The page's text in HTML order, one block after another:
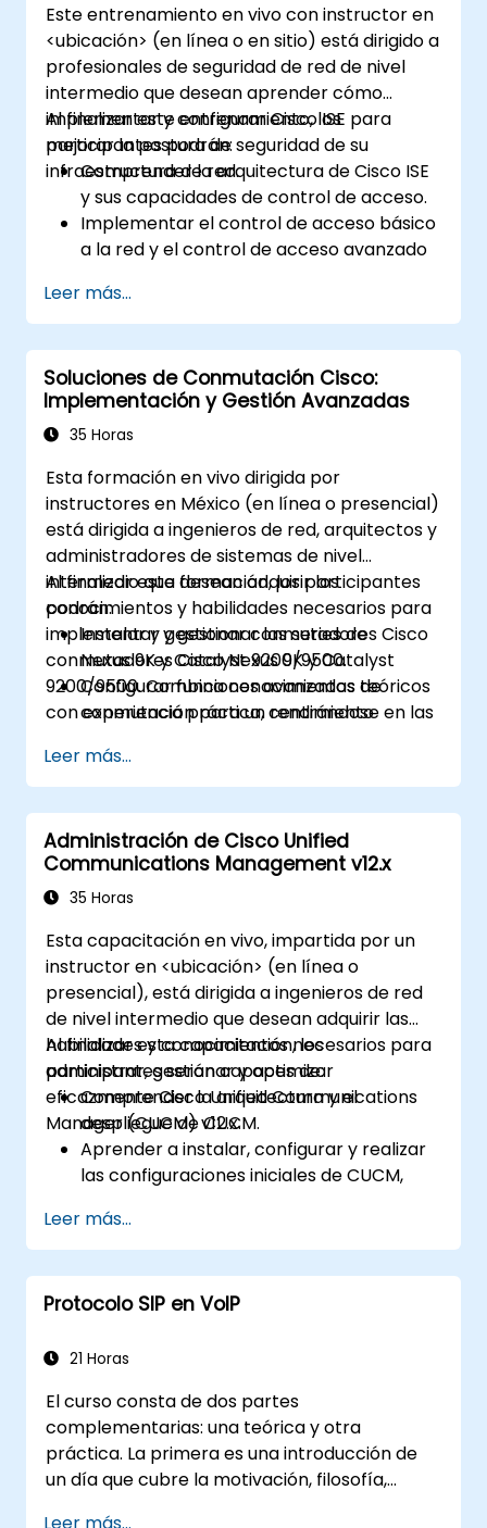
Este entrenamiento en vivo con instructor en
<ubicación> (en línea o en sitio) está dirigido a
profesionales de seguridad de red de nivel
intermedio que desean aprender cómo
implementar y configurar Cisco ISE para
mejorar la postura de seguridad de su
infraestructura de red.
Al finalizar este entrenamiento, los
participantes podrán:
Comprender la arquitectura de Cisco ISE
y sus capacidades de control de acceso.
Implementar el control de acceso básico
a la red y el control de acceso avanzado
Configurar y administrar TACACS+ para la
administración de dispositivos,
autorización de comandos y control de
acceso basado en roles.
Leer más...
Soluciones de Conmutación Cisco:
Implementación y Gestión Avanzadas
35 Horas
Esta formación en vivo dirigida por
instructores en México (en línea o presencial)
está dirigida a ingenieros de red, arquitectos y
administradores de sistemas de nivel
intermedio que desean adquirir los
conocimientos y habilidades necesarios para
implementar y gestionar las series de
conmutadores Cisco Nexus 9K y Catalyst
9200/9500. Combina conocimientos teóricos
con experiencia práctica, centrándose en las
Al finalizar esta formación, los participantes
podrán:
Instalar y gestionar conmutadores Cisco
Nexus 9K y Catalyst 9200/9500.
Configurar funciones avanzadas de
conmutación para un rendimiento
Integrar los conmutadores en diversos
entornos de red.
Mejorar la resiliencia y eficiencia de la red.
Utilizar los conmutadores para alta
disponibilidad y gestión de datos.
Leer más...
Administración de Cisco Unified
Communications Management v12.x
35 Horas
Esta capacitación en vivo, impartida por un
instructor en <ubicación> (en línea o
presencial), está dirigida a ingenieros de red
de nivel intermedio que desean adquirir las
habilidades y conocimientos necesarios para
administrar, gestionar y optimizar
eficazmente Cisco Unified Communications
Manager (CUCM) v12.x.
Al finalizar esta capacitación, los
participantes serán capaces de:
Comprender la arquitectura y el
despliegue de CUCM.
Aprender a instalar, configurar y realizar
las configuraciones iniciales de CUCM,
dispositivos y configuraciones básicas de
red.
Implementar y gestionar el enrutamiento
de llamadas.
tareas de solución de problemas.
Leer más...
Protocolo SIP en VoIP
21 Horas
El curso consta de dos partes
complementarias: una teórica y otra
práctica. La primera es una introducción de
un día que cubre la motivación, filosofía,
Leer más...